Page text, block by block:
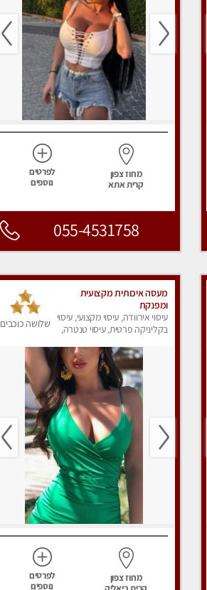
מחוז צפון
קרית אתא
לפרטים
נוספים
055-4531758
מעסה איכותית מקצועית
ומפנקת
עיסוי אירוודה, עיסוי מקצועי, עיסוי
בקליניקה פרטית, עיסוי טנטרה,
שלושה כוכבים
מחוז צפון
לפרטים
נוספים